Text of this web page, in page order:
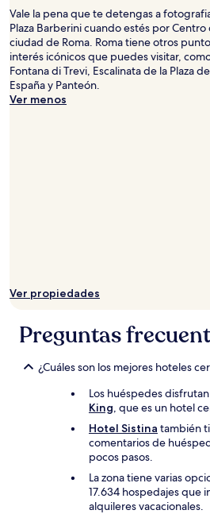
cambios.
Aplican
términos
adicionales.
Vale la pena que te detengas a
Plaza Barberini cuando estés por Centro
ciudad de Roma. Roma tiene otros
interés icónicos que puedes visitar,
Fontana di Trevi, Escalinata de la Plaza de
España y Panteón.
Ver menos
Ver propiedades
Preguntas
¿Cuáles son los mejores hoteles
Los huéspedes
King, que es un hotel
Hotel Sistina también
comentarios de
pocos pasos.
La zona tiene varias
17.634 hospedajes que
alquileres vacacionales.